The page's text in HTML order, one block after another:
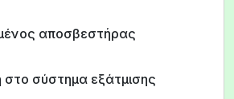
αποσβεστήρας
στο σύστημα εξάτμισης